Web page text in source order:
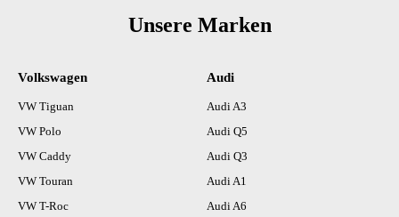
Unsere Marken
Volkswagen
VW Tiguan
VW Polo
VW Caddy
VW Touran
VW T-Roc
Audi
Audi A3
Audi Q5
Audi Q3
Audi A1
Audi A6